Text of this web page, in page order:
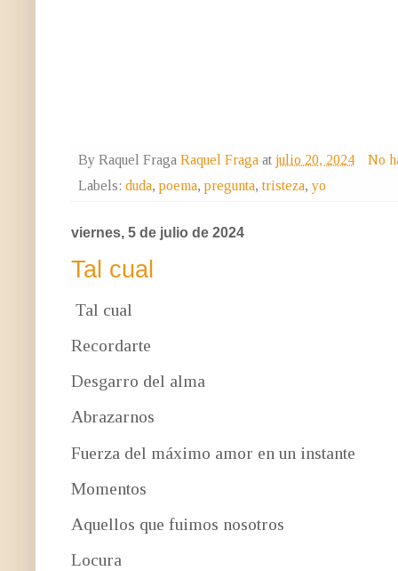
By Raquel Fraga Raquel Fraga at julio 20, 2024
No
Labels: duda, poema, pregunta,tristeza, yo
viernes, 5 de julio de 2024
Tal cual
Tal cual
Recordarte
Desgarro del alma
Abrazarnos
Fuerza del máximo amor en un instante
Momentos
Aquellos que fuimos nosotros
Locura